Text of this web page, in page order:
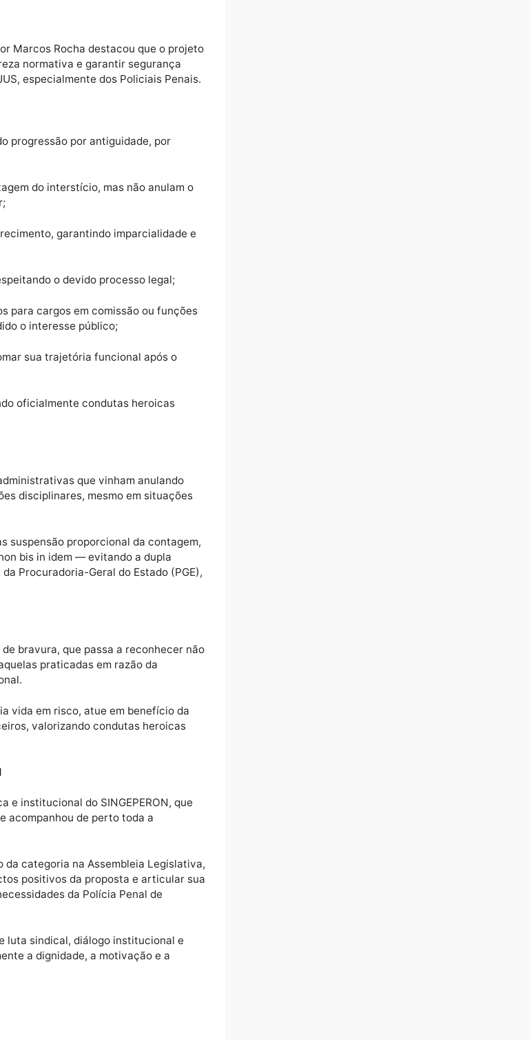
Rondônia.
conduzida pelo deputado estadual Edevaldo
Policiais Penais e Agentes de Segurança
Marcos Rocha destacou que o projeto
clareza normativa e garantir segurança
SEJUS, especialmente dos Policiais Penais.
progressão por antiguidade, por
contagem do interstício, mas não anulam o
atendido o interesse público;
retomar sua trajetória funcional após o
oficialmente condutas heroicas
administrativas que vinham anulando
sanções disciplinares, mesmo em situações
apenas suspensão proporcional da contagem,
e do non bis in idem — evitando a dupla
aquelas praticadas em razão da
prisional.
própria vida em risco, atue em benefício da
e institucional do SINGEPERON, que
e acompanhou de perto toda a